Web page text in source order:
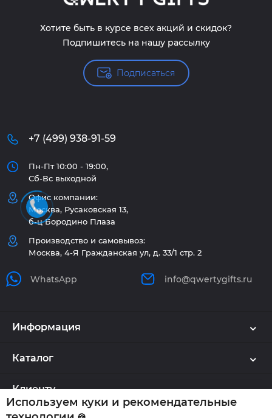
Хотите быть в курсе всех акций и скидок?
Подпишитесь на нашу рассылку
Подписаться
+7 (499) 938-91-59
Пн-Пт 10:00 - 19:00,
Сб-Вс выходной
Офис компании:
Москва, Русаковская 13,
б-ц Бородино Плаза
Производство и самовывоз:
Москва, 4-Я Гражданская ул, д. 33/1 стр. 2
WhatsApp info@qwertygifts.ru
Информация
Каталог
Клиенту
Используем куки и рекомендательные